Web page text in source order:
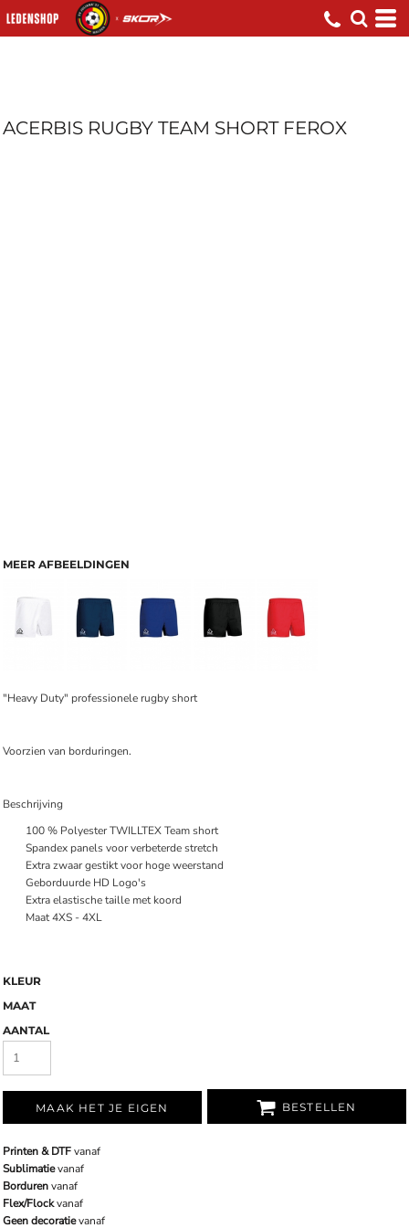
ACERBIS RUGBY TEAM SHORT FEROX
MEER AFBEELDINGEN
"Heavy Duty" professionele rugby short
Voorzien van borduringen.
Beschrijving
100 % Polyester TWILLTEX Team short
Spandex panels voor verbeterde stretch
Extra zwaar gestikt voor hoge weerstand
Geborduurde HD Logo's
Extra elastische taille met koord
Maat 4XS - 4XL
KLEUR
MAAT
AANTAL
MAAK HET JE EIGEN BESTELLEN
Printen & DTFvanaf
Sublimatievanaf
Bordurenvanaf
Flex/Flockvanaf
Geen decoratievanaf